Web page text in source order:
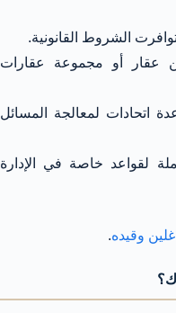
الشروط القانونية.
عقار أو مجموعة عقارات
اتحادات لمعالجة المسائل
لقواعد خاصة في الإدارة
وقيده.